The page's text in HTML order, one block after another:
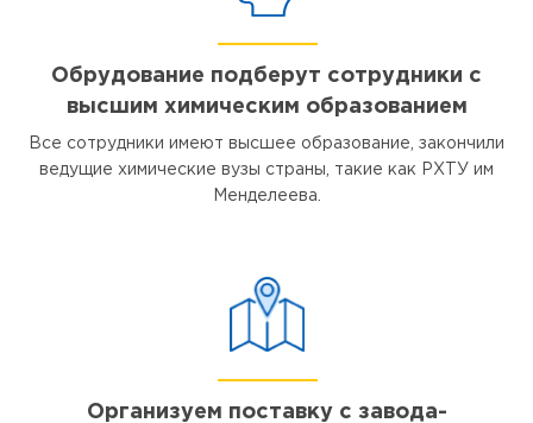
Обрудование подберут сотрудники с
высшим химическим образованием
Все сотрудники имеют высшее образование, закончили
ведущие химические вузы страны, такие как РХТУ им
Менделеева.
Организуем поставку с завода-